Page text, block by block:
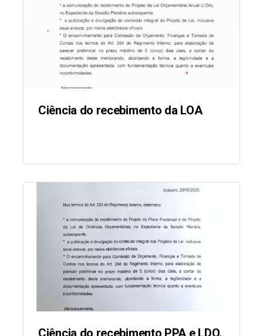
Ciência do recebimento da LOA
Ciência do recebimento PPA e LDO.